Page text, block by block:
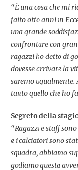
“È una cosa che mi
fatto otto anni in
una grande
confrontare con
ragazzi ho detto di
dovesse arrivare la
saremo ugualmente.
tanto quello che ho
Segreto della
“Ragazzi e staff
e i calciatori sono
squadra, abbiamo
godiamo questa